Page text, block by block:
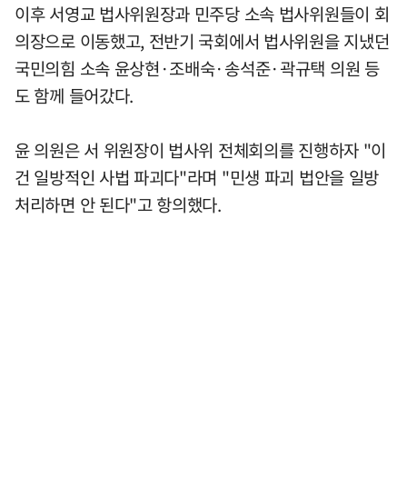
이후 서영교 법사위원장과 민주당 소속 법사위원들이 회
의장으로 이동했고, 전반기 국회에서 법사위원을 지냈던
국민의힘 소속 윤상현·조배숙·송석준·곽규택 의원 등
도 함께 들어갔다.
윤 의원은 서 위원장이 법사위 전체회의를 진행하자 "이
건 일방적인 사법 파괴다"라며 "민생 파괴 법안을 일방
처리하면 안 된다"고 항의했다.